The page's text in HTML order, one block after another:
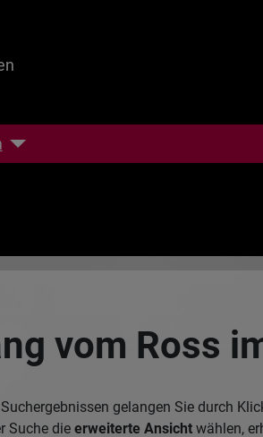
vom Ross
gelangen Sie durch
Suche die erweiterte Ansicht wählen,